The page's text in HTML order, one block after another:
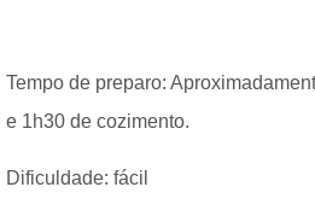
Tempo de preparo:
e 1h30 de cozimento.
Dificuldade: fácil